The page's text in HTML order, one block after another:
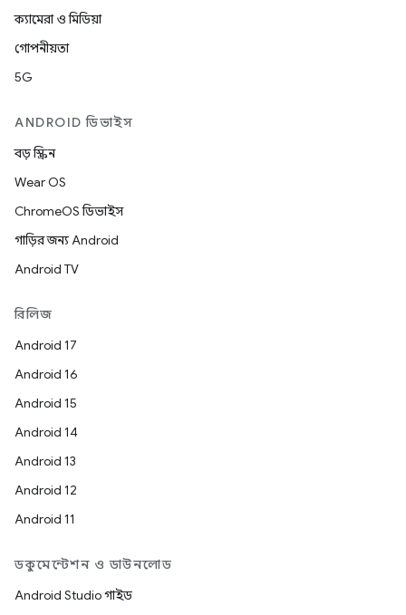
ক্যামেরা ও মিডিয়া
গোপনীয়তা
5G
ANDROID ডিভাইস
বড় স্ক্রিন
Wear OS
ChromeOS ডিভাইস
গাড়ির জন্য Android
Android TV
রিলিজ
Android 17
Android 16
Android 15
Android 14
Android 13
Android 12
Android 11
ডকুমেন্টেশন ও ডাউনলোড
Android Studio গাইড